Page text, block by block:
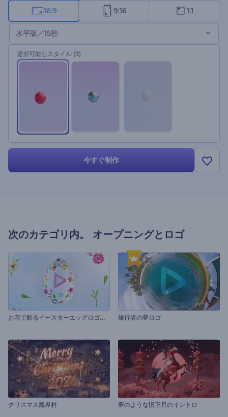
トに最適です。 このテンプレートを今すぐ試してみてください。 "
16:9 9:16 1:1
水平版／15秒
選択可能なスタイル (3)
今すぐ制作
次のカテゴリ内。 オープニングとロゴ
お
花で飾るイースターエッグロゴ動画 旅行者の夢ロゴ
クリスマス魔界村 夢のような旧正月のイントロ